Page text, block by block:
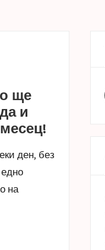
ще
и
ден, без
на